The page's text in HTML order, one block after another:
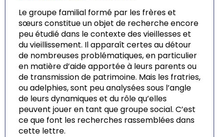
Le groupe familial formé par les frères et
sœurs constitue un objet de recherche encore
peu étudié dans le contexte des vieillesses et
du vieillissement. Il apparaît certes au détour
de nombreuses problématiques, en particulier
en matière d’aide apportée à leurs parents ou
de transmission de patrimoine. Mais les fratries,
ou adelphies, sont peu analysées sous l’angle
de leurs dynamiques et du rôle qu’elles
peuvent jouer en tant que groupe social. C’est
ce que font les recherches rassemblées dans
cette lettre.